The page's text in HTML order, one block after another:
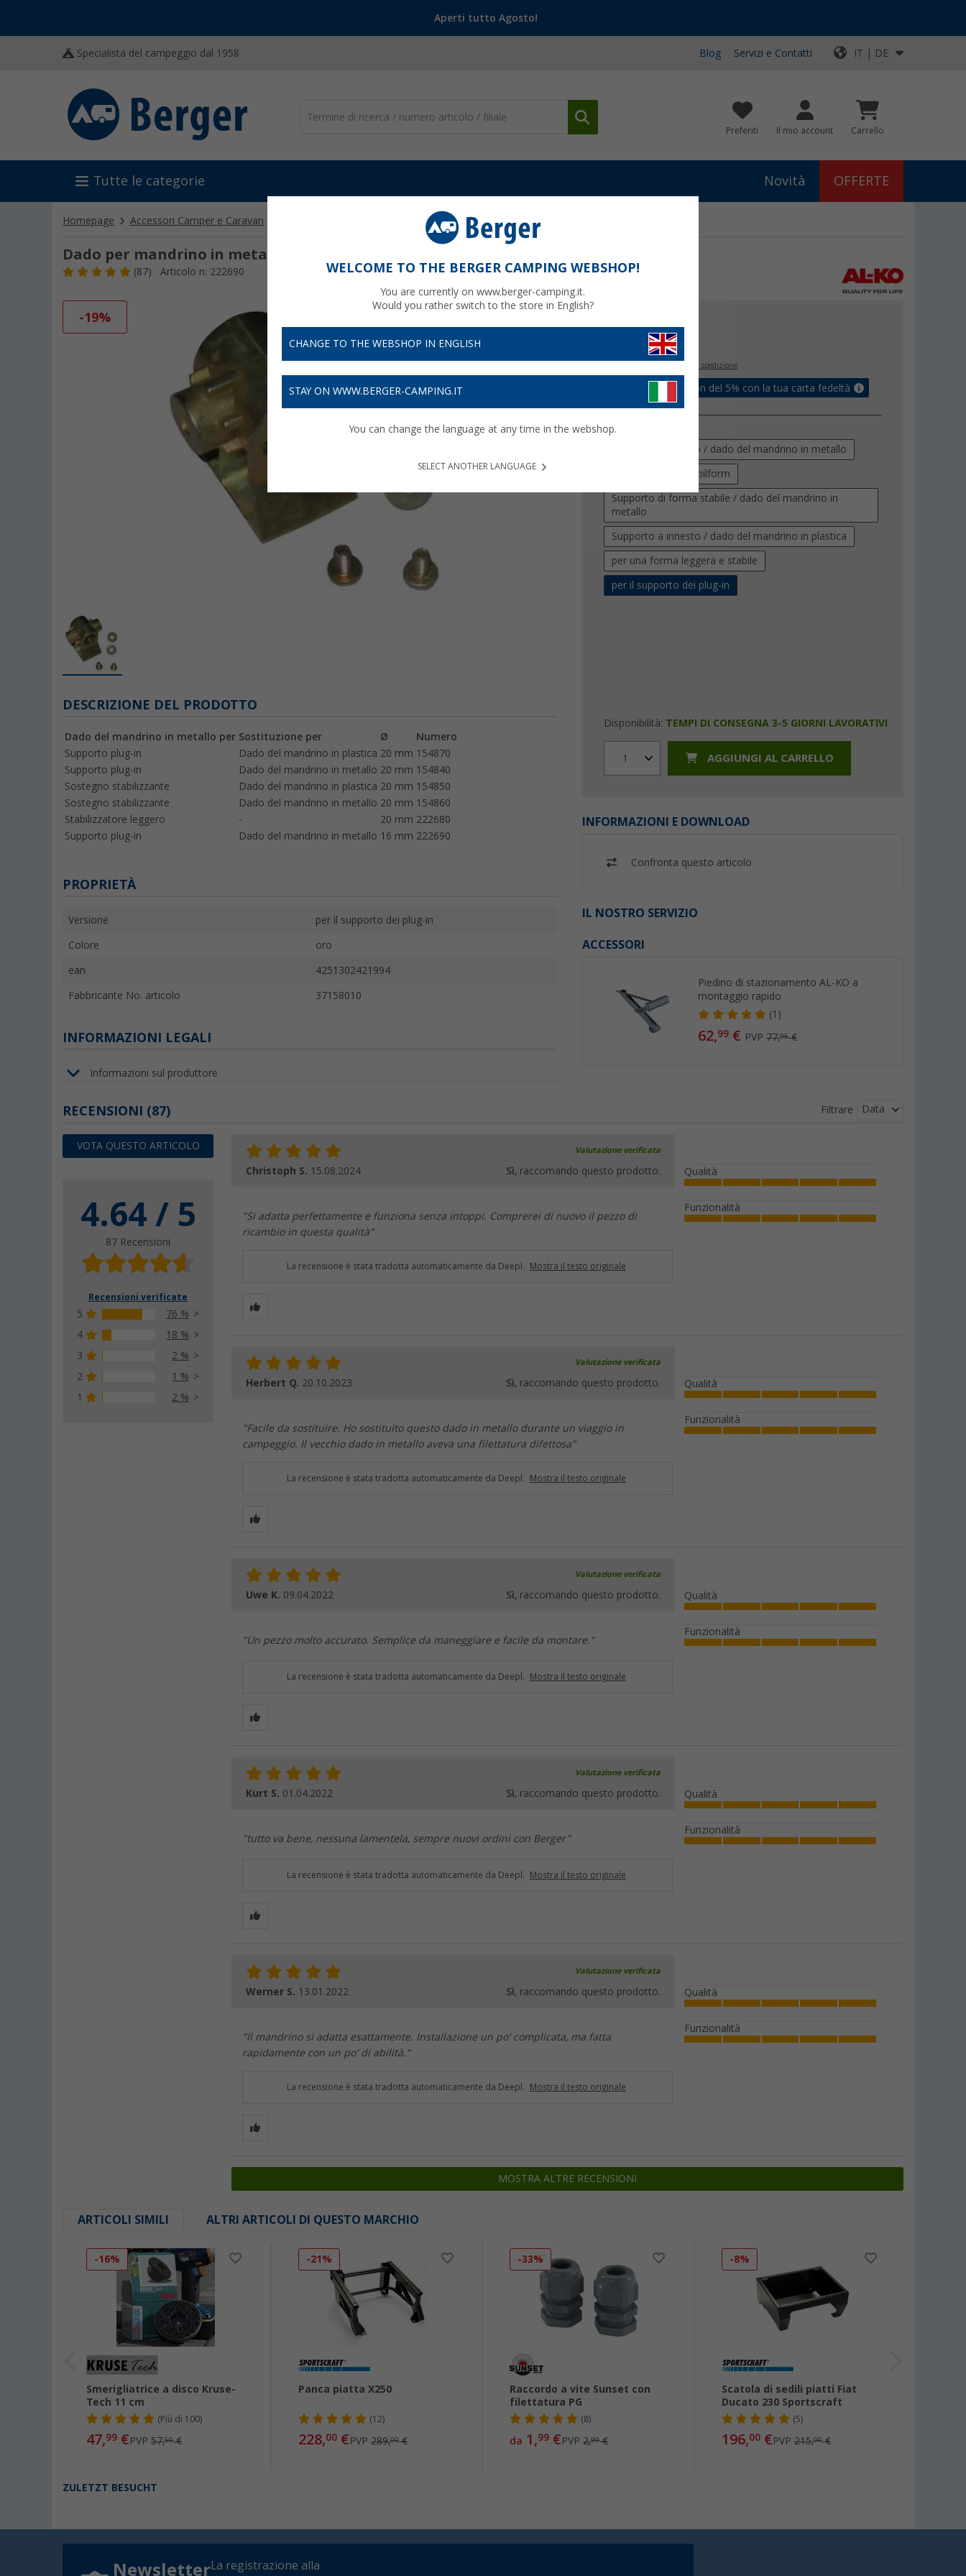
Aperti tutto Agosto!
Specialista del campeggio dal 1958 Blog Servizi e Contatti IT | DE
Preferiti Il mio account Carrello
Tutte le categorie Novità OFFERTE
Homepage Accessori Camper e Caravan Altri accessori Dado per mandrino in metallo AL-KO
Dado per mandrino in metallo AL-KO circa 16 mm
(87) Articolo n: 222690
-19%
€
+ Spese di spedizione
Assicurati un coupon del 5% con la tua carta fedeltà
Versione
Supporto a innesto / dado del mandrino in metallo
per il supporto Stabilform
Supporto di forma stabile / dado del mandrino in
metallo
Supporto a innesto / dado del mandrino in plastica
per una forma leggera e stabile
per il supporto dei plug-in
Disponibilità: TEMPI DI CONSEGNA 3-5 GIORNI LAVORATIVI
1 AGGIUNGI AL CARRELLO
INFORMAZIONI E DOWNLOAD
Confronta questo articolo
IL NOSTRO SERVIZIO
ACCESSORI
Piedino di stazionamento AL-KO a
montaggio rapido
(1)
62,99 € PVP77,95€
DESCRIZIONE DEL PRODOTTO
Dado del mandrino in metallo per Sostituzione per Ø
Numero
Supporto plug-in
Dado del mandrino in plastica 20 mm 154870
Supporto plug-in
Dado del mandrino in metallo 20 mm 154840
Sostegno stabilizzante
Dado del mandrino in plastica 20 mm 154850
Sostegno stabilizzante
Dado del mandrino in metallo 20 mm 154860
Stabilizzatore leggero
- 20 mm 222680
Supporto plug-in
Dado del mandrino in metallo 16 mm 222690
PROPRIETÀ
Versione per il supporto dei plug-in
Colore oro
ean 4251302421994
Fabbricante No. articolo 37158010
INFORMAZIONI LEGALI
Informazioni sul produttore
RECENSIONI (87)
VOTA QUESTO ARTICOLO
4.64 / 5
87 Recensioni
Recensioni verificate
5
76 %
4
18 %
3
2 %
2
1 %
1
2 %
Filtrare Data
Valutazione verificata
Christoph S. 15.08.2024 Sì, raccomando questo prodotto.
"Si adatta perfettamente e funziona senza intoppi. Comprerei di nuovo il pezzo di
ricambio in questa qualità"
Qualità
Funzionalità
La recensione è stata tradotta automaticamente da Deepl. Mostra il testo originale
Valutazione verificata
Herbert Q. 20.10.2023 Sì, raccomando questo prodotto.
"Facile da sostituire. Ho sostituito questo dado in metallo durante un viaggio in
campeggio. Il vecchio dado in metallo aveva una filettatura difettosa"
Qualità
Funzionalità
La recensione è stata tradotta automaticamente da Deepl. Mostra il testo originale
Valutazione verificata
Uwe K. 09.04.2022 Sì, raccomando questo prodotto.
"Un pezzo molto accurato. Semplice da maneggiare e facile da montare."
Qualità
Funzionalità
La recensione è stata tradotta automaticamente da Deepl. Mostra il testo originale
Valutazione verificata
Kurt S. 01.04.2022 Sì, raccomando questo prodotto.
"tutto va bene, nessuna lamentela, sempre nuovi ordini con Berger"
Qualità
Funzionalità
La recensione è stata tradotta automaticamente da Deepl. Mostra il testo originale
Valutazione verificata
Werner S. 13.01.2022 Sì, raccomando questo prodotto.
"Il mandrino si adatta esattamente. Installazione un po' complicata, ma fatta
rapidamente con un po' di abilità."
Qualità
Funzionalità
La recensione è stata tradotta automaticamente da Deepl. Mostra il testo originale
MOSTRA ALTRE RECENSIONI
ARTICOLI SIMILI ALTRI ARTICOLI DI QUESTO MARCHIO
-16%
Smerigliatrice a disco Kruse-
Tech 11 cm
( Più di 100)
47,99 €PVP57,50€
-21%
Panca piatta X250
(12)
228,00€PVP 289,00€
-33%
Raccordo a vite Sunset con
filettatura PG
(8)
da 1,99 €PVP2,99€
-8%
Scatola di sedili piatti Fiat
Ducato 230 Sportscraft
(5)
196,00€PVP 215,00€
ZULETZT BESUCHT
NewsletterLa registrazione alla
WELCOME TO THE BERGER CAMPING WEBSHOP!
You are currently on www.berger-camping.it.
Would you rather switch to the store in English?
CHANGE TO THE WEBSHOP IN ENGLISH
STAY ON WWW.BERGER-CAMPING.IT
You can change the language at any time in the webshop.
SELECT ANOTHER LANGUAGE